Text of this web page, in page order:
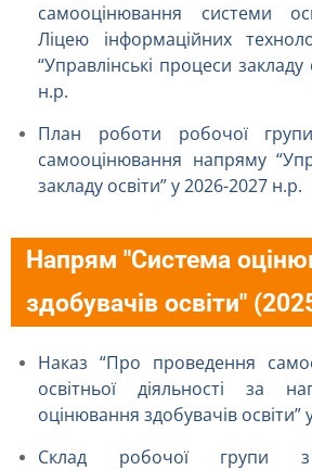
самооцінювання системи
Ліцею інформаційних
“Управлінські процеси закладу
н.р.
План роботи робочої
самооцінювання напряму
закладу освіти” у 2026-2027 н.р.
Напрям "Система
здобувачів освіти"
Наказ “Про проведення
освітньої діяльності за
оцінювання здобувачів освіти”
Склад робочої групи